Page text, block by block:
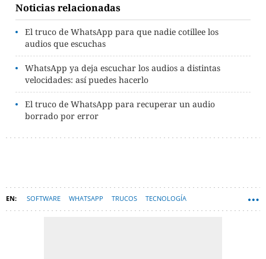
Noticias relacionadas
El truco de WhatsApp para que nadie cotillee los
audios que escuchas
WhatsApp ya deja escuchar los audios a distintas
velocidades: así puedes hacerlo
El truco de WhatsApp para recuperar un audio
borrado por error
SOFTWARE WHATSAPP TRUCOS TECNOLOGÍA